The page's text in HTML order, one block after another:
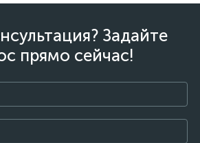
Задайте
прямо сейчас!